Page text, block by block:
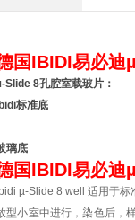
国IBIDI易必迪
Slide 8孔腔室载玻片：
标准底 带格
璃底 可粘
国IBIDI易必迪
µ-Slide 8 well适用于标
型小室中进行，染色后，